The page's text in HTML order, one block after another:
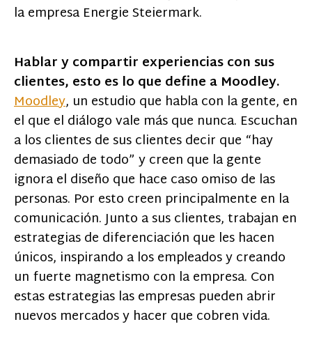
la empresa Energie Steiermark.
Hablar y compartir experiencias con sus
clientes, esto es lo que define a Moodley.
Moodley, un estudio que habla con la gente, en
el que el diálogo vale más que nunca. Escuchan
a los clientes de sus clientes decir que “hay
demasiado de todo” y creen que la gente
ignora el diseño que hace caso omiso de las
personas. Por esto creen principalmente en la
comunicación. Junto a sus clientes, trabajan en
estrategias de diferenciación que les hacen
únicos, inspirando a los empleados y creando
un fuerte magnetismo con la empresa. Con
estas estrategias las empresas pueden abrir
nuevos mercados y hacer que cobren vida.